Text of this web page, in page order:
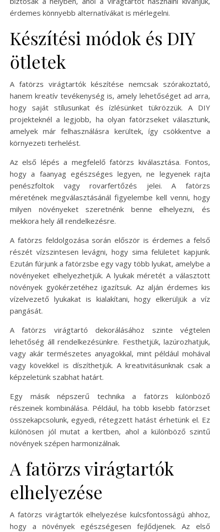
érdemes könnyebb alternatívákat is mérlegelni.
Készítési módok és DIY
ötletek
A fatörzs virágtartók készítése nemcsak szórakoztató,
hanem kreatív tevékenység is, amely lehetőséget ad arra,
hogy saját stílusunkat és ízlésünket tükrözzük. A DIY
projekteknél a legjobb, ha olyan fatörzseket választunk,
amelyek már felhasználásra kerültek, így csökkentve a
környezeti terhelést.
Az első lépés a megfelelő fatörzs kiválasztása. Fontos,
hogy a faanyag egészséges legyen, ne legyenek rajta
penészfoltok vagy rovarfertőzés jelei. A fatörzs
méretének megválasztásánál figyelembe kell venni, hogy
milyen növényeket szeretnénk benne elhelyezni, és
mekkora hely áll rendelkezésre.
A fatörzs feldolgozása során először is érdemes a felső
részét vízszintesen levágni, hogy sima felületet kapjunk.
Ezután fúrjunk a fatörzsbe egy vagy több lyukat, amelybe a
növényeket elhelyezhetjük. A lyukak méretét a választott
növények gyökérzetéhez igazítsuk. Az alján érdemes kis
vízelvezető lyukakat is kialakítani, hogy elkerüljük a víz
pangását.
A fatörzs virágtartó dekorálásához szinte végtelen
lehetőség áll rendelkezésünkre. Festhetjük, lazúrozhatjuk,
vagy akár természetes anyagokkal, mint például mohával
vagy kövekkel is díszíthetjük. A kreativitásunknak csak a
képzeletünk szabhat határt.
Egy másik népszerű technika a fatörzs különböző
részeinek kombinálása. Például, ha több kisebb fatörzset
összekapcsolunk, egyedi, rétegzett hatást érhetünk el. Ez
különösen jól mutat a kertben, ahol a különböző szintű
növények szépen harmonizálnak.
A fatörzs virágtartók
elhelyezése
A fatörzs virágtartók elhelyezése kulcsfontosságú ahhoz,
hogy a növények egészségesen fejlődjenek. Az első